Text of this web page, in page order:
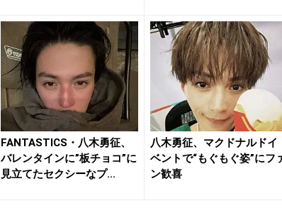
FANTASTICS・八木勇征、
バレンタインに”板チョコ”に
見立てたセクシーなプ...
八木勇征、マクドナルドイ
ベントで“もぐもぐ姿”にフ
ン歓喜